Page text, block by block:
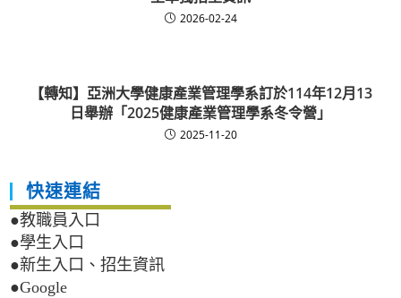
2026-02-24
【轉知】亞洲大學健康產業管理學系訂於114年12月13
日舉辦「2025健康產業管理學系冬令營」
2025-11-20
快速連結
●教職員入口
●學生入口
●新生入口、招生資訊
●Google